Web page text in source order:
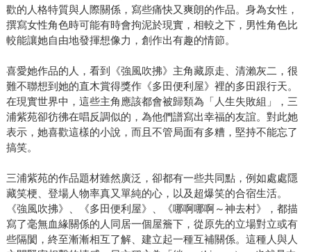
歡的人格特質與人際關係，寫些痛快又爽朗的作品。身為女性，
撰寫女性角色時可能有時會拘泥於現實，相較之下，男性角色比
較能讓她自由地發揮想像力，創作出有趣的情節。
喜愛她作品的人，看到《強風吹拂》主角藏原走、清瀨灰二，很
難不聯想到她的直木賞得獎作《多田便利屋》裡的多田跟行天。
在現實世界中，這些主角應該都會被歸類為「人生失敗組」，三
浦紫苑卻彷彿在唱反調似的，為他們譜寫出幸福的友誼。對此她
表示，她喜歡這樣的小說，而且不管局面有多糟，堅持不能忘了
搞笑。
三浦紫苑的作品題材雖然廣泛，卻都有一些共同點，例如處處隱
藏笑梗、登場人物率真又單純的心，以及超爆笑的合宿生活。
《強風吹拂》、《多田便利屋》、《哪啊哪啊～神去村》，都描
寫了毫無血緣關係的人同居一個屋簷下，從原先的立場對立或有
些隔閡，終至漸漸相互了解、建立起一種互補關係。這種人與人